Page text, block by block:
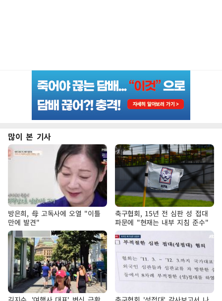
많이 본 기사
방은희, 母 고독사에 오열 "이틀
만에 발견"
축구협회, 15년 전 심판 성 접대
파문에 "현재는 내부 지침 준수"